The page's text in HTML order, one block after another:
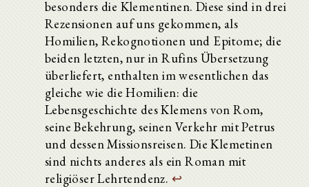
besonders die Klementinen. Diese sind in drei
Rezensionen auf uns gekommen, als
Homilien, Rekognotionen und Epitome; die
beiden letzten, nur in Rufins Übersetzung
überliefert, enthalten im wesentlichen das
gleiche wie die Homilien: die
Lebensgeschichte des Klemens von Rom,
seine Bekehrung, seinen Verkehr mit Petrus
und dessen Missionsreisen. Die Klemetinen
sind nichts anderes als ein Roman mit
religiöser Lehrtendenz. ↩